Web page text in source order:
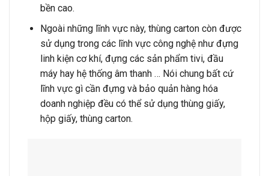
bền cao.
Ngoài những lĩnh vực này, thùng carton còn được
sử dụng trong các lĩnh vực công nghệ như đựng
linh kiện cơ khí, đựng các sản phẩm tivi, đầu
máy hay hệ thống âm thanh … Nói chung bất cứ
lĩnh vực gì cần đựng và bảo quản hàng hóa
doanh nghiệp đều có thể sử dụng thùng giấy,
hộp giấy, thùng carton.